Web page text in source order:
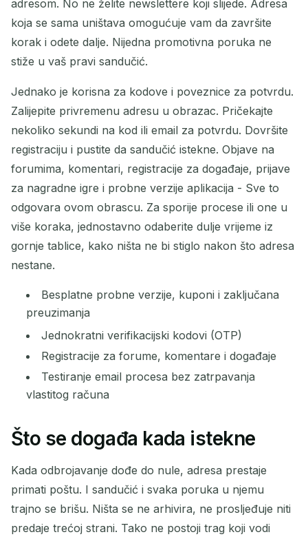
adresom. No ne želite newslettere koji slijede. Adresa
koja se sama uništava omogućuje vam da završite
korak i odete dalje. Nijedna promotivna poruka ne
stiže u vaš pravi sandučić.
Jednako je korisna za kodove i poveznice za potvrdu.
Zalijepite privremenu adresu u obrazac. Pričekajte
nekoliko sekundi na kod ili email za potvrdu. Dovršite
registraciju i pustite da sandučić istekne. Objave na
forumima, komentari, registracije za događaje, prijave
za nagradne igre i probne verzije aplikacija - Sve to
odgovara ovom obrascu. Za sporije procese ili one u
više koraka, jednostavno odaberite dulje vrijeme iz
gornje tablice, kako ništa ne bi stiglo nakon što adresa
nestane.
Besplatne probne verzije, kuponi i zaključana
preuzimanja
Jednokratni verifikacijski kodovi (OTP)
Registracije za forume, komentare i događaje
Testiranje email procesa bez zatrpavanja
vlastitog računa
Što se događa kada istekne
Kada odbrojavanje dođe do nule, adresa prestaje
primati poštu. I sandučić i svaka poruka u njemu
trajno se brišu. Ništa se ne arhivira, ne prosljeđuje niti
predaje trećoj strani. Tako ne postoji trag koji vodi